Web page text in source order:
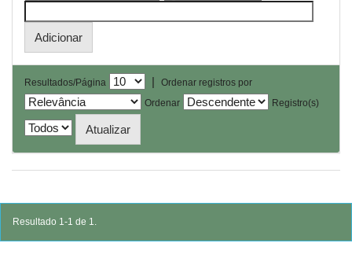
Resultados/Página |
Ordenar registros por
Ordenar
Registro(s)
Resultado 1-1 de 1.